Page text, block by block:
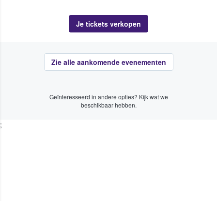
Je tickets verkopen
Zie alle aankomende evenementen
Geïnteresseerd in andere opties? Kijk wat we
beschikbaar hebben.
;